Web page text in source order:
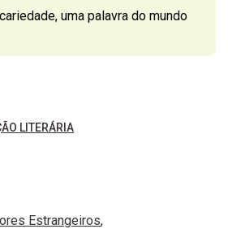
uma palavra do mundo
LITERÁRIA
Estrangeiros